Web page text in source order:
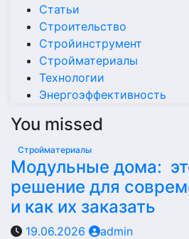
Статьи
Строительство
Стройинструмент
Стройматериалы
Технологии
Энергоэффективность
You missed
Стройматериалы
Модульные дома:
решение для
и как их заказать
19.06.2026 admin